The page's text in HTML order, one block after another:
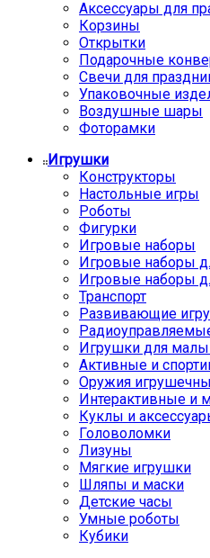
Аксессуары для
Корзины
Открытки
Подарочные
Свечи для
Упаковочные
Воздушные шары
Фоторамки
Игрушки
Конструкторы
Настольные игры
Роботы
Фигурки
Игровые наборы
Игровые наборы
Игровые наборы
Транспорт
Развивающие
Игрушки для
Активные и
Оружия
Интерактивные и
Куклы и
Головоломки
Лизуны
Мягкие игрушки
Шляпы и маски
Детские часы
Умные роботы
Кубики